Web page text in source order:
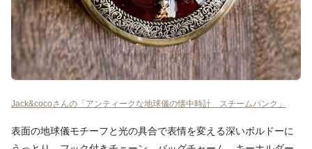
Jack&cocoさんの「アンティークな地球儀の懐中時計 スチームパンク」
表面の地球儀モチーフと光の具合で表情を変える深いボルドーに